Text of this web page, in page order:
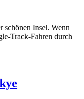
schönen Insel. Wenn
Track-Fahren durch